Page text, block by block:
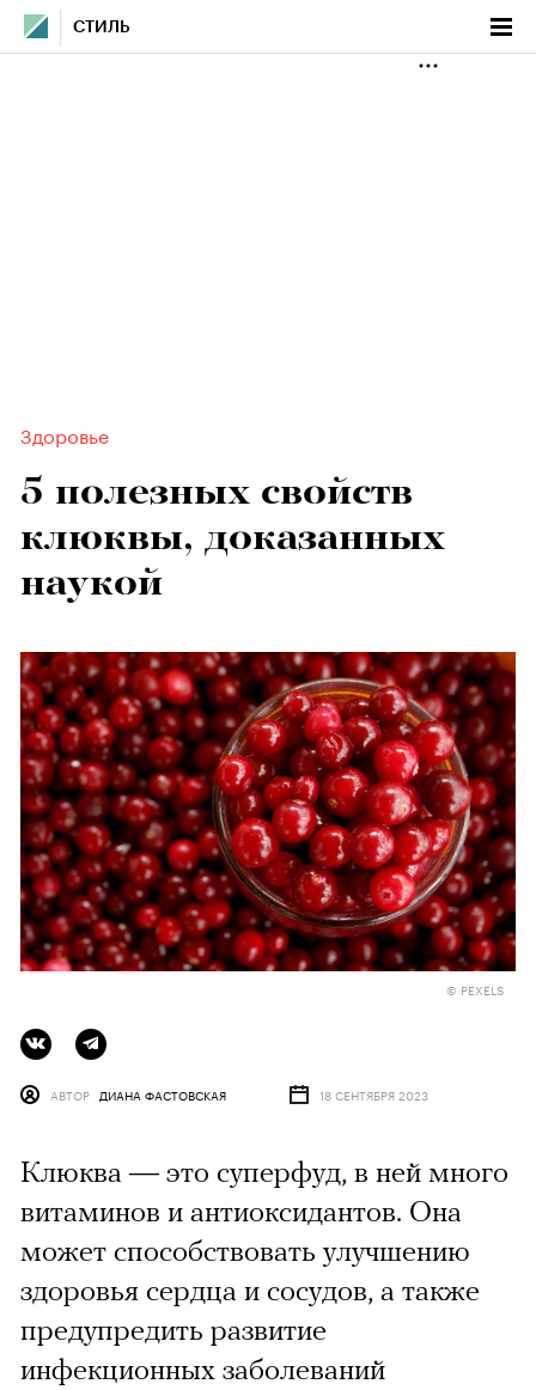
СТИЛЬ
Здоровье
5 полезных свойств
клюквы, доказанных
наукой
© PEXELS
АВТОР ДИАНА ФАСТОВСКАЯ 18 СЕНТЯБРЯ 2023
Клюква — это суперфуд, в ней много
витаминов и антиоксидантов. Она
может способствовать улучшению
здоровья сердца и сосудов, а также
предупредить развитие
инфекционных заболеваний